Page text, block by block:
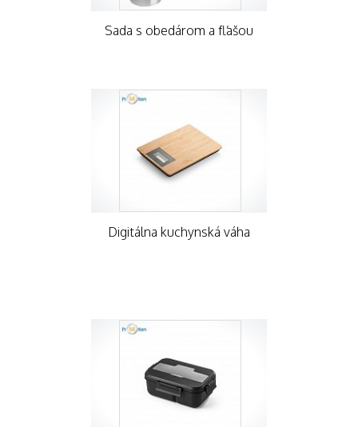
Sada s obedárom a fľašou
Digitálna kuchynská váha